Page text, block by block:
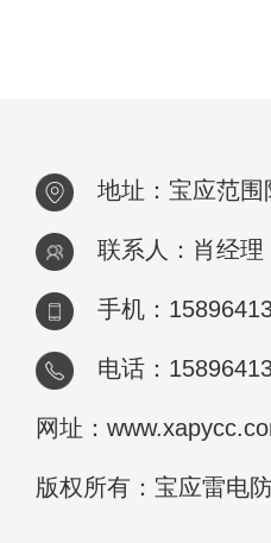
地址：宝应范围
联系人：肖经理
手机：
电话：
网址：
版权所有：宝应雷电